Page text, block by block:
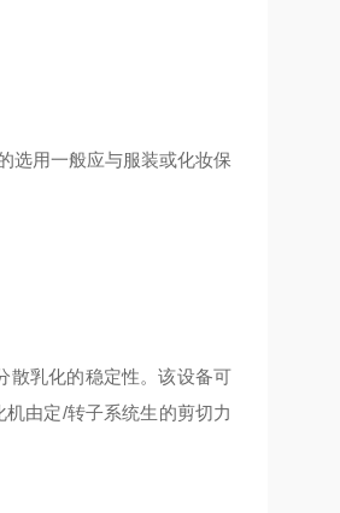
选用一般应与服装或化妆保
散乳化的稳定性。该设备可
由定/转子系统生的剪切力